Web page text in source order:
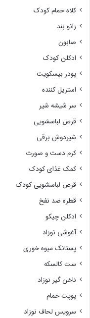
کلاه حمام کودک
زانو بند
صابون
ادکلن کودک
پودر بیسکویت
استریل کننده
سر شیشه شیر
قرص لباسشویی
شیردوش برقی
کرم دست و صورت
کمک غذای کودک
قرص لباسشویی کودک
قطره ضد نفخ
ادکلن چیکو
آغوشی نوزاد
پستانک میوه خوری
ست کالسکه
ناخن گیر نوزاد
پوپت حمام
سرویس لحاف نوزاد